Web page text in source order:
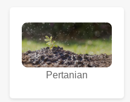
Pertanian